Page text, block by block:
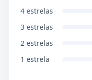
4 estrelas
3 estrelas
2 estrelas
1 estrela